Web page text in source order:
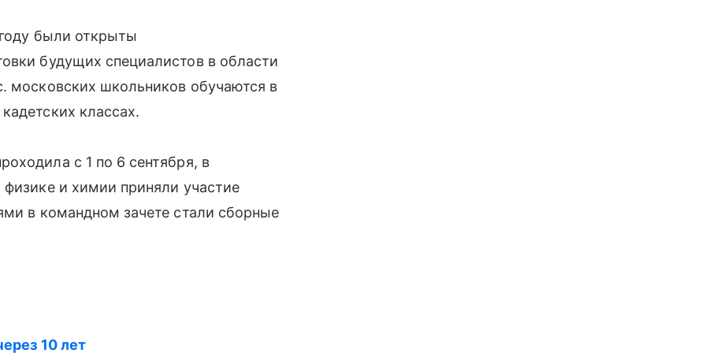
были открыты
будущих специалистов в области
московских школьников обучаются в
классах.
с 1 по 6 сентября, в
и химии приняли участие
в командном зачете стали сборные
10 лет